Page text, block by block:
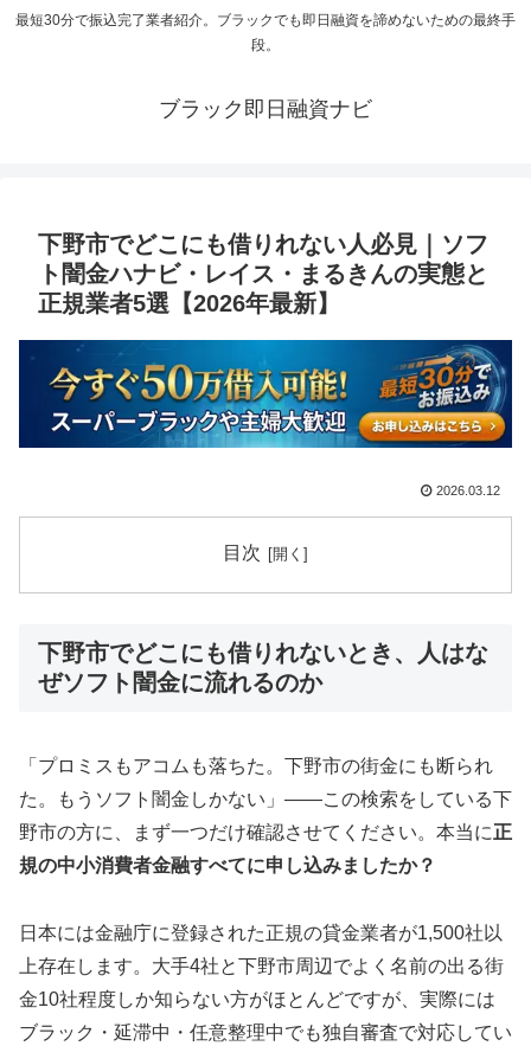
最短30分で振込完了業者紹介。ブラックでも即日融資を諦めないための最終手
段。
ブラック即日融資ナビ
下野市でどこにも借りれない人必見｜ソフ
ト闇金ハナビ・レイス・まるきんの実態と
正規業者5選【2026年最新】
2026.03.12
目次
下野市でどこにも借りれないとき、人はな
ぜソフト闇金に流れるのか
「プロミスもアコムも落ちた。下野市の街金にも断られ
た。もうソフト闇金しかない」——この検索をしている下
野市の方に、まず一つだけ確認させてください。本当に正
規の中小消費者金融すべてに申し込みましたか？
日本には金融庁に登録された正規の貸金業者が1,500社以
上存在します。大手4社と下野市周辺でよく名前の出る街
金10社程度しか知らない方がほとんどですが、実際には
ブラック・延滞中・任意整理中でも独自審査で対応してい